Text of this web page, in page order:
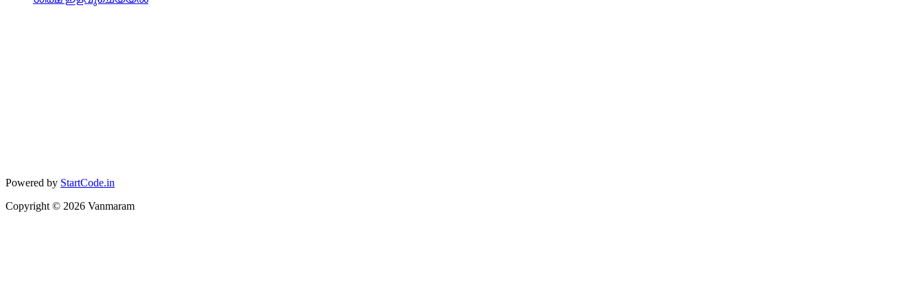
Powered by StartCode.in
Copyright © 2026 Vanmaram